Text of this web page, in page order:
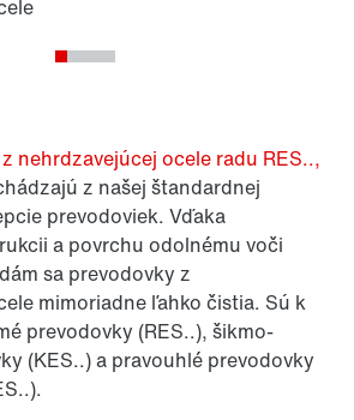
nehrdzavejúcej ocele radu RES..,
z našej štandardnej
prevodoviek. Vďaka
a povrchu odolnému voči
sa prevodovky z
mimoriadne ľahko čistia. Sú k
prevodovky (RES..), šikmo-
(KES..) a pravouhlé prevodovky